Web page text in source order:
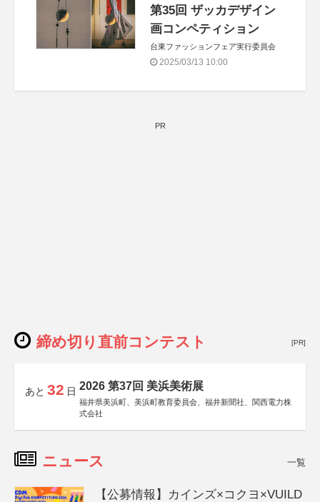
第35回 ザッカデザイン
画コンペティション
台東ファッションフェア実行委員会
2025/03/13 10:00
PR
締め切り直前コンテスト [PR]
あと 32 日 2026 第37回 美浜美術展
福井県美浜町、美浜町教育委員会、福井新聞社、関西電力株
式会社
ニュース 一覧
【公募情報】カインズ×コクヨ×VUILD